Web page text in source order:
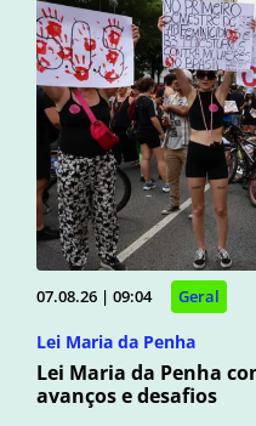
07.08.26 | 09:04 Geral
Lei Maria da Penha
Lei Maria da Penha
avanços e desafios